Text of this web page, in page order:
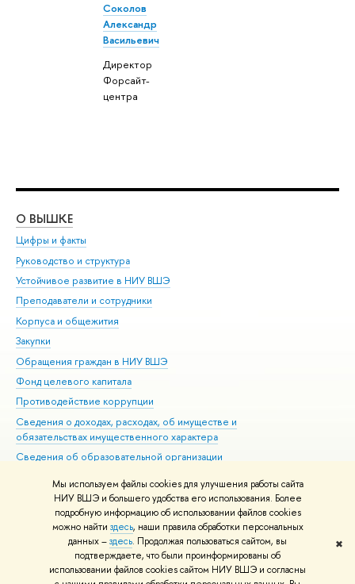
Мы используем файлы cookies для улучшения работы сайта
НИУ ВШЭ и большего удобства его использования. Более
подробную информацию об использовании файлов cookies
можно найти здесь, наши правила обработки персональных
данных –здесь. Продолжая пользоваться сайтом, вы
подтверждаете, что были проинформированы об
использовании файлов cookies сайтом НИУ ВШЭ и согласны
✖
Соколов
Александр
Васильевич
Директор
Форсайт-
центра
О ВЫШКЕ
Цифры и факты
Руководство и структура
Устойчивое развитие в НИУ ВШЭ
Преподаватели и сотрудники
Корпуса и общежития
Закупки
Обращения граждан в НИУ ВШЭ
Фонд целевого капитала
Противодействие коррупции
Сведения о доходах, расходах, об имуществе и
обязательствах имущественного характера
Сведения об образовательной организации
Людям с ограниченными возможностями здоровья
Единая платежная страница
Работа в Вышке
© НИУ ВШЭ 1993–2026 Адреса и контакты Условия использования